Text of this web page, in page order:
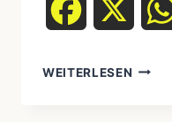
Facebook
WEITERLESEN